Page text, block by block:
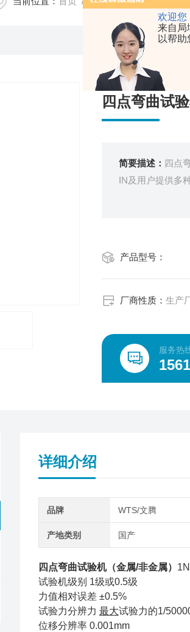
欢迎您
来自局
以帮助
四点弯曲试
简要描述： 四点
IN及用户提供多
产品型号：
厂商性质： 生产
服务热
详细介绍
品牌 WTS/文腾
产地类别 国产
四点弯曲试验机（金属/非金属）
试验机级别 1级或0.5级
力值相对误差 ±0.5%
试验力分辨力 最大试验力的1/
位移分辨率 0.001mm